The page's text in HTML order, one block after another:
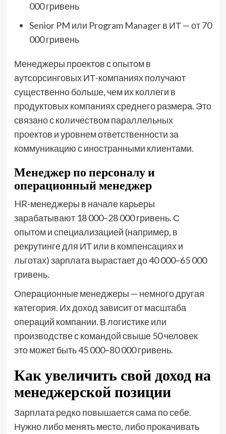
000 гривень
Senior PM или Program Manager в ИТ — от 70
000 гривень
Менеджеры проектов с опытом в
аутсорсинговых ИТ-компаниях получают
существенно больше, чем их коллеги в
продуктовых компаниях среднего размера. Это
связано с количеством параллельных
проектов и уровнем ответственности за
коммуникацию с иностранными клиентами.
Менеджер по персоналу и
операционный менеджер
HR-менеджеры в начале карьеры
зарабатывают 18 000–28 000 гривень. С
опытом и специализацией (например, в
рекрутинге для ИТ или в компенсациях и
льготах) зарплата вырастает до 40 000–65 000
гривень.
Операционные менеджеры — немного другая
категория. Их доход зависит от масштаба
операций компании. В логистике или
производстве с командой свыше 50 человек
это может быть 45 000–80 000 гривень.
Как увеличить свой доход на
менеджерской позиции
Зарплата редко повышается сама по себе.
Нужно либо менять место, либо прокачивать